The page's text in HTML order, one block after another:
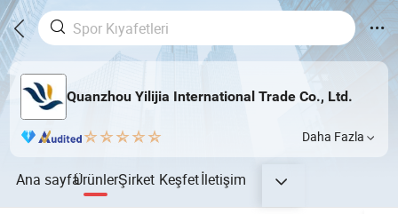
Quanzhou Yilijia International Trade Co., Ltd.
Daha Fazla
Ana sayfaÜrünlerŞirket Keşfetİletişim